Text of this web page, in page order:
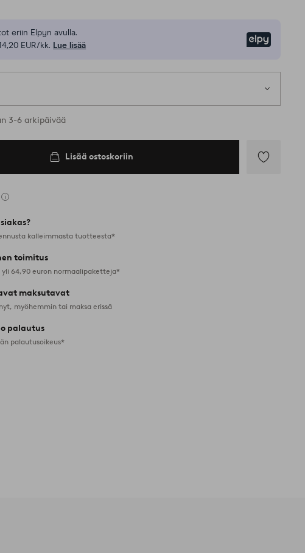
eriin Elpyn avulla.
EUR/kk. Lue lisää
3-6 arkipäivää
Lisää ostoskoriin
kalleimmasta tuotteesta*
toimitus
yli 64,90 euron normaalipaketteja*
maksutavat
myöhemmin tai maksa erissä
palautus
palautusoikeus*